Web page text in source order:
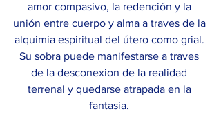
amor compasivo, la redención y la
unión entre cuerpo y alma a traves de la
alquimia espiritual del útero como grial.
Su sobra puede manifestarse a traves
de la desconexion de la realidad
terrenal y quedarse atrapada en la
fantasia.